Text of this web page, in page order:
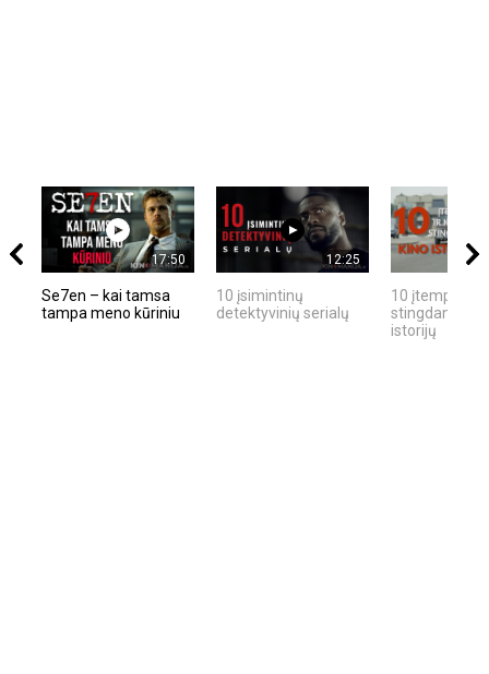
17:50
Se7en – kai tamsa
tampa meno kūriniu
12:25
10 įsimintinų
detektyvinių serialų
10 įtemptų,
stingdančių
istorijų